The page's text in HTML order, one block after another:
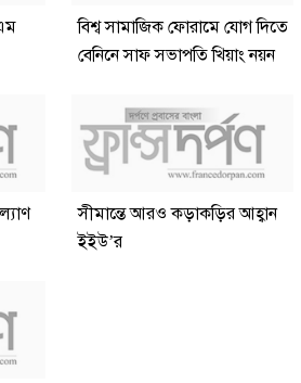
বিশ্ব সামাজিক ফোরামে যোগ দিতে
বেনিনে সাফ সভাপতি খিয়াং নয়ন
সীমান্তে আরও কড়াকড়ির আহ্বান
ইইউ’র